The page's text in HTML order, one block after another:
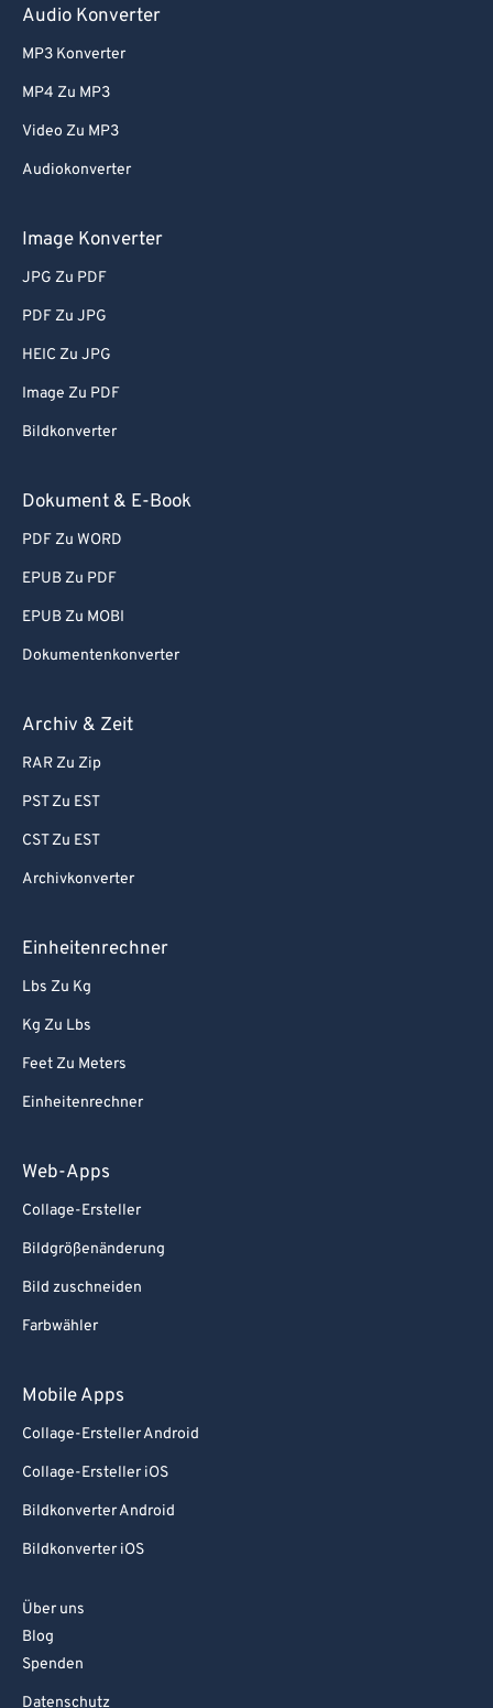
Audio Konverter
MP3 Konverter
MP4 Zu MP3
Video Zu MP3
Audiokonverter
Image Konverter
JPG Zu PDF
PDF Zu JPG
HEIC Zu JPG
Image Zu PDF
Bildkonverter
Dokument & E-Book
PDF Zu WORD
EPUB Zu PDF
EPUB Zu MOBI
Dokumentenkonverter
Archiv & Zeit
RAR Zu Zip
PST Zu EST
CST Zu EST
Archivkonverter
Einheitenrechner
Lbs Zu Kg
Kg Zu Lbs
Feet Zu Meters
Einheitenrechner
Web-Apps
Collage-Ersteller
Bildgrößenänderung
Bild zuschneiden
Farbwähler
Mobile Apps
Collage-Ersteller Android
Collage-Ersteller iOS
Bildkonverter Android
Bildkonverter iOS
Über uns
Blog
Spenden
Datenschutz